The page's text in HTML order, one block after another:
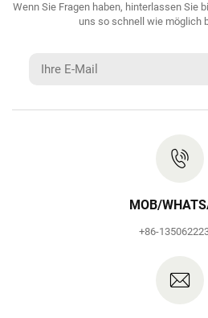
Wenn Sie Fragen haben, hinterlassen Sie
uns so schnell wie möglich
MOB/
+86-